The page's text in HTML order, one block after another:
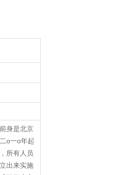
身是北京
o一o年起
所有人员
出来实施